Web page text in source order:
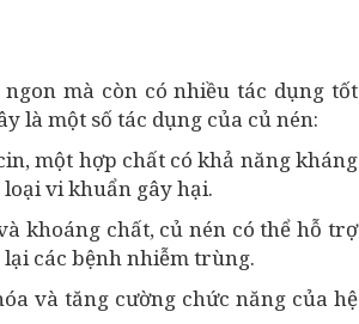
mà còn có nhiều tác dụng tốt
là một số tác dụng của củ nén:
một hợp chất có khả năng kháng
vi khuẩn gây hại.
khoáng chất, củ nén có thể hỗ trợ
các bệnh nhiễm trùng.
và tăng cường chức năng của hệ